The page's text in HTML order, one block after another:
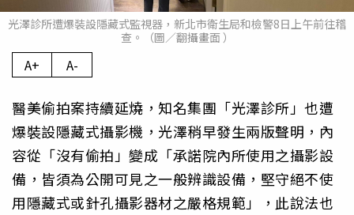
光澤診所遭爆裝設隱藏式監視器，新北市衛生局和檢警8日上午前往稽
查。（圖／翻攝畫面 ）
A+ A-
醫美偷拍案持續延燒，知名集團「光澤診所」也遭
爆裝設隱藏式攝影機，光澤稍早發生兩版聲明，內
容從「沒有偷拍」變成「承諾院內所使用之攝影設
備，皆須為公開可見之一般辨識設備，堅守絕不使
用隱藏式或針孔攝影器材之嚴格規範」，此說法也